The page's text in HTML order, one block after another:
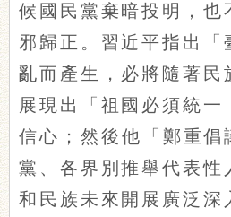
候國民黨棄暗投明，也
邪歸正。習近平指出「
亂而產生，必將隨著民
展現出「祖國必須統一
信心；然後他「鄭重
黨、各界別推舉代表性
和民族未來開展廣泛深